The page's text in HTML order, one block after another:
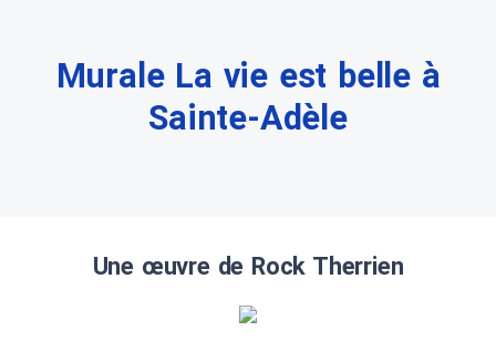
Murale La vie est belle à
Sainte-Adèle
Une œuvre de Rock Therrien